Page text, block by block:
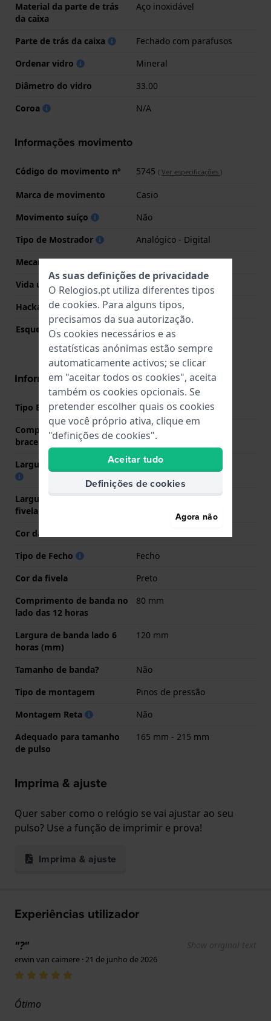
Material da parte de trás
da caixa
Aço inoxidável
Parte de trás da caixa
Fechado com parafusos
Ordenar vidro
Mineral
Diâmetro do vidro
33.00
Coroa
N/A
Informações movimento
Código do movimento nº 5745 ( Ver especificações )
Marca de movimento
Casio
Movimento suíço
Não
Tipo de Mostrador
Analógico - Digital
Mecanismo
Quartzo
Vida útil da pilha
23 meses
Hackable
Não
Esqueletizado
Não
Informações bracelete
Tipo Bracelete
Resina
Comprimento do pino (da
bracelete)
24 mm
Largura das extremidades 18 mm
Largura da bracelete na
fivela
18 mm
Cor da bracelete
Tipo de Fecho
Fecho
Cor da fivela
Preto
Comprimento de banda no
lado das 12 horas
80 mm
Largura de banda lado 6
horas (mm)
120 mm
Tamanho de banda?
Não
Tipo de montagem
Pinos de pressão
Montagem Reta
Não
Adequado para tamanho
de pulso
165 mm - 215 mm
Imprima & ajuste
Quer saber como o relógio se vai ajustar ao seu
pulso? Use a função de imprimir e prova!
Imprima & ajuste
Experiências utilizador
"?" Show original text
erwin van caimere · 21 de junho de 2026
Ótimo
As suas definições de privacidade
O Relogios.pt utiliza diferentes tipos
de cookies. Para alguns tipos,
precisamos da sua autorização.
Os cookies necessários e as
estatísticas anónimas estão sempre
automaticamente activos; se clicar
em "aceitar todos os cookies", aceita
também os cookies opcionais. Se
pretender escolher quais os cookies
que você próprio ativa, clique em
"definições de cookies".
Aceitar tudo
Definições de cookies
Agora não